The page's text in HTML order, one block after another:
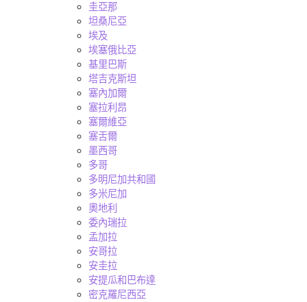
圭亞那
坦桑尼亞
埃及
埃塞俄比亞
基里巴斯
塔吉克斯坦
塞內加爾
塞拉利昂
塞爾維亞
塞舌爾
墨西哥
多哥
多明尼加共和國
多米尼加
奧地利
委內瑞拉
孟加拉
安哥拉
安圭拉
安提瓜和巴布達
密克羅尼西亞